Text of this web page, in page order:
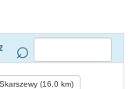
(16,0 km)